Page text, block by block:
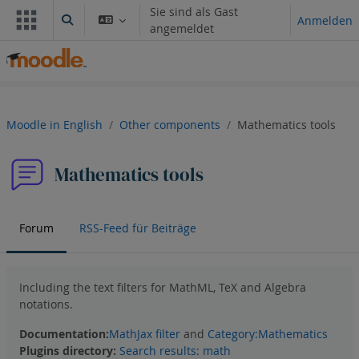
Iwerspring den Inhalt
Sucheingabe umschalten
Sie sind als Gast
angemeldet
Anmelden
Moodle in English Other components Mathematics tools
Mathematics tools
Forum RSS-Feed für Beiträge
Including the text filters for MathML, TeX and Algebra
notations.
Documentation:MathJax filter and Category:Mathematics
Plugins directory: Search results: math